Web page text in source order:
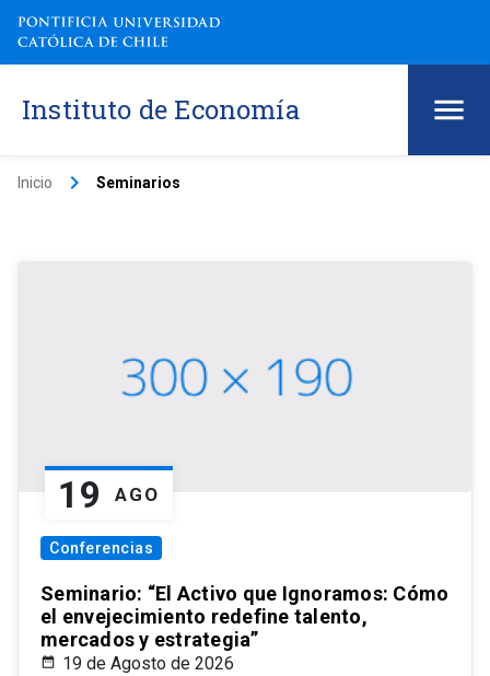
Instituto de Economía
Inicio keyboard_arrow_right Seminarios
19 AGO
Conferencias
Seminario: “El Activo que Ignoramos: Cómo
el envejecimiento redefine talento,
mercados y estrategia”
19 de Agosto de 2026